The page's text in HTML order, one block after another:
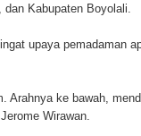
Kabupaten Boyolali.
upaya pemadaman
Arahnya ke bawah,
Wirawan.